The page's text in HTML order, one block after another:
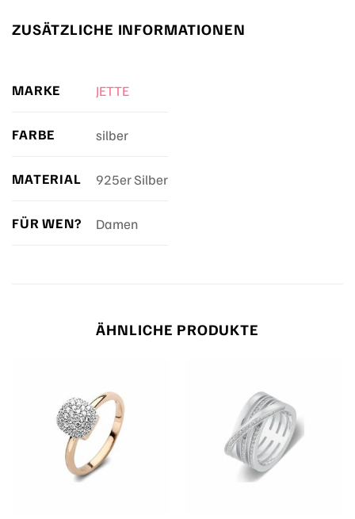
ZUSÄTZLICHE INFORMATIONEN
MARKE JETTE
FARBE silber
MATERIAL 925er Silber
FÜR WEN? Damen
ÄHNLICHE PRODUKTE